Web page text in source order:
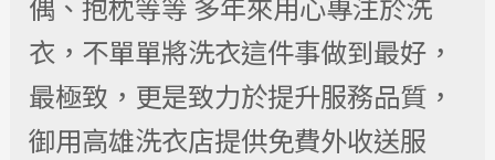
衣，不單單將洗衣這件事做到最好，
最極致，更是致力於提升服務品質，
御用高雄洗衣店提供免費外收送服